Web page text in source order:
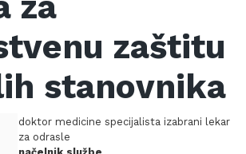
zaštitu
stanovnika
doktor medicine specijalista izabrani lekar
za odrasle